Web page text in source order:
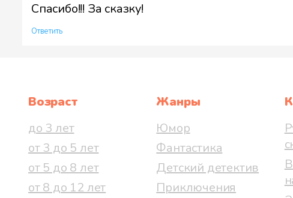
Спасибо!!! За сказку!
Ответить
Возраст
до 3 лет
от 3 до 5 лет
от 5 до 8 лет
от 8 до 12 лет
Жанры
Юмор
Фантастика
Детский детектив
Приключения